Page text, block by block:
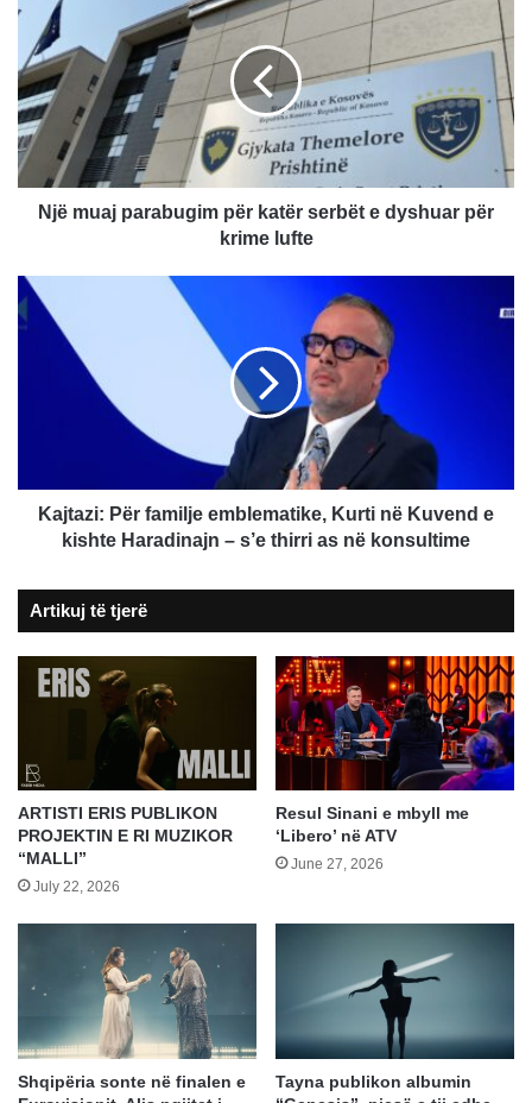
muaj
parabugim
për
katër
serbët
e
dyshuar
për
krimeNjë muaj parabugim për katër serbët e dyshuar për
krime lufte
Kajtazi:
Për
familje
emblematike,
kishte
Haradinajn
thirri
as
në
konsultime
Kajtazi: Për familje emblematike, Kurti në Kuvend e
kishte Haradinajn – s’e thirri as në konsultime
Artikuj të tjerë
ARTISTI ERIS PUBLIKON
PROJEKTIN E RI MUZIKOR
“MALLI”
July 22, 2026
Resul Sinani e mbyll me
‘Libero’ në ATV
June 27, 2026
Shqipëria sonte në finalen e
Tayna publikon albumin